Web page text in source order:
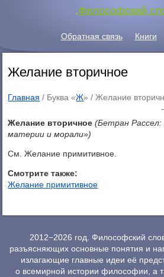
.Философский
Обратная связь Книги
Желание вторичное
Главная / Буква «Ж» /Желание
Желание вторичное (Бетран Рассел:
материи и морали»)
См. Желание примитивное.
Смотрите также:
Желание примитивное
2012−2026 год. Философский
разъясняющих основные понятия и
излагающие главные идеи её
о всемирной истории философии, а